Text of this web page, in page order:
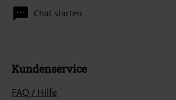
Chat starten
Kundenservice
FAQ / Hilfe